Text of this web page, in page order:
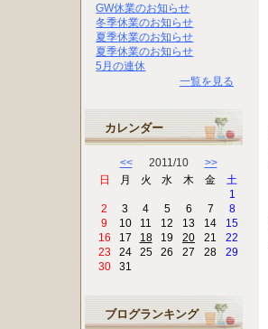
GW休業のお知らせ
冬季休業のお知らせ
夏季休業のお知らせ
夏季休業のお知らせ
5月の連休
一覧を見る
カレンダー
<<2011/10 >>
日
月 火 水 木 金
土
1
2
3 4 5 6 7
8
9
10 11 12 13 14
15
16
17 18 19 20 21
22
23
24 25 26 27 28
29
30
31
ブログランキング